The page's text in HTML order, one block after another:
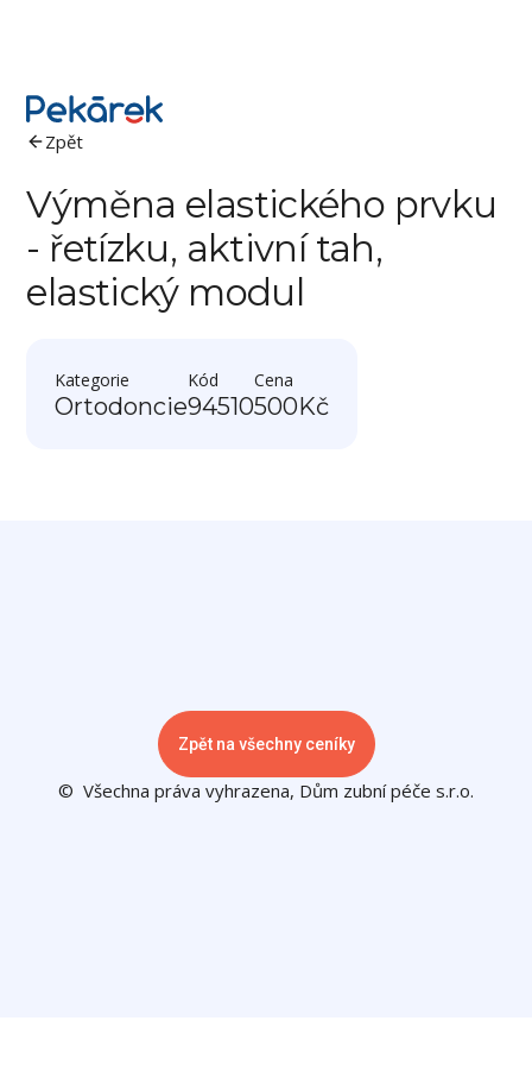
Zpět
Výměna elastického prvku
- řetízku, aktivní tah,
elastický modul
Kategorie
Ortodoncie
Kód
94510
Cena
500Kč
Zpět na všechny ceníky
© Všechna práva vyhrazena, Dům zubní péče s.r.o.